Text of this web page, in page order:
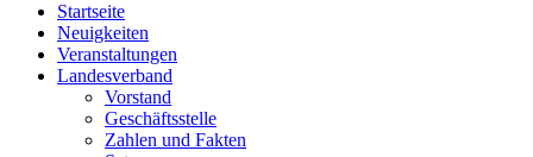
Startseite
Neuigkeiten
Veranstaltungen
Landesverband
Vorstand
Geschäftsstelle
Zahlen und Fakten